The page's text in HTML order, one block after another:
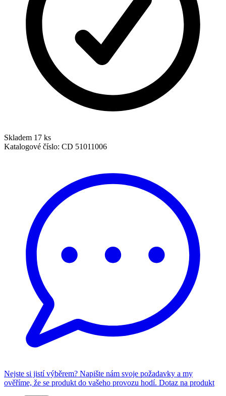
Skladem 17 ks
Katalogové číslo: CD 51011006
Nejste si jistí výběrem? Napište nám svoje požadavky a my
ověříme, že se produkt do vašeho provozu hodí. Dotaz na produkt